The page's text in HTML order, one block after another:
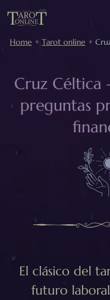
Home Tarot online
Cruz
preguntas
El clásico del
futuro